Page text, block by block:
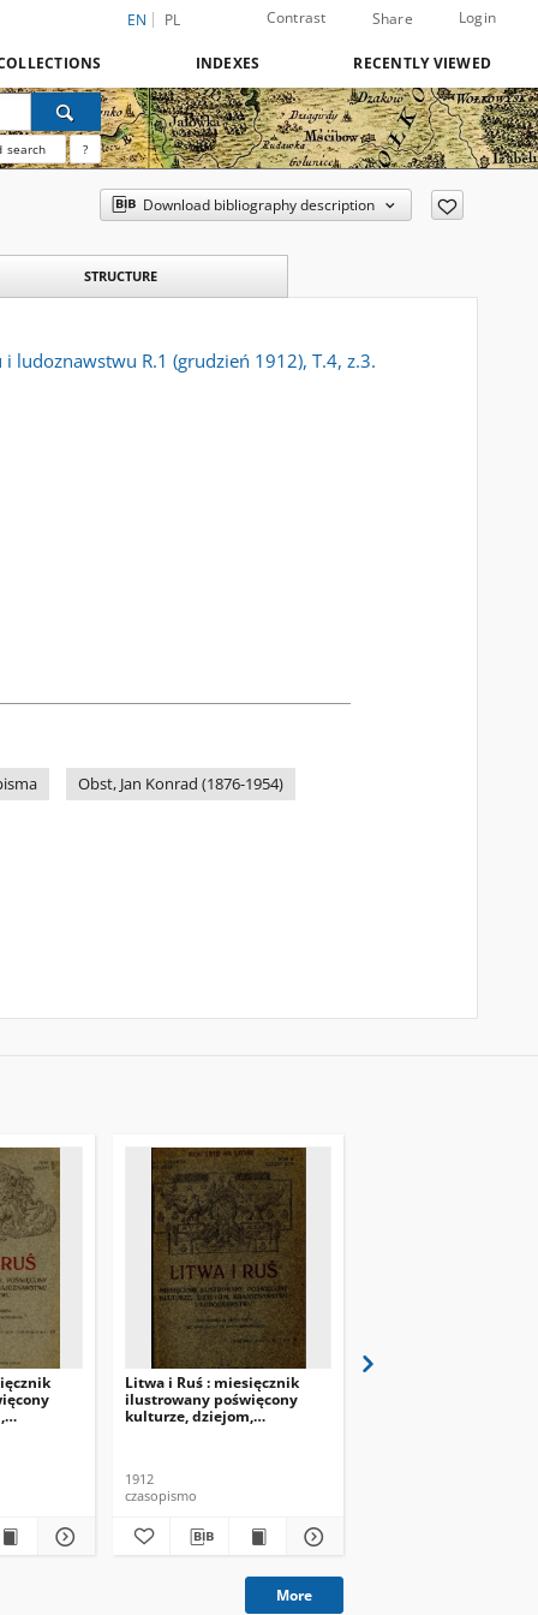
EN PL Contrast Share Login
INDEXES RECENTLY VIEWED
search ?
Download bibliography description
STRUCTURE
R.1 (grudzień 1912), T.4, z.3.
Obst, Jan Konrad (1876-1954)
Litwa i Ruś : miesięcznik
ilustrowany poświęcony
kulturze, dziejom,
1912
czasopismo
More